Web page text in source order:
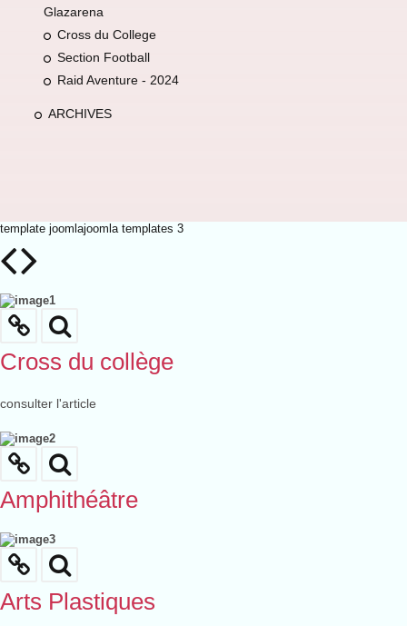
Glazarena
Cross du College
Section Football
Raid Aventure - 2024
ARCHIVES
template joomlajoomla templates 3
Cross du collège
consulter l'article
Amphithéâtre
Arts Plastiques